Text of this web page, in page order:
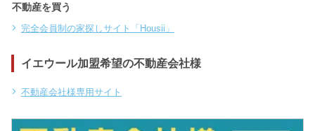
不動産を買う
完全会員制の家探しサイト「Housii」
イエウール加盟希望の不動産会社様
不動産会社様専用サイト